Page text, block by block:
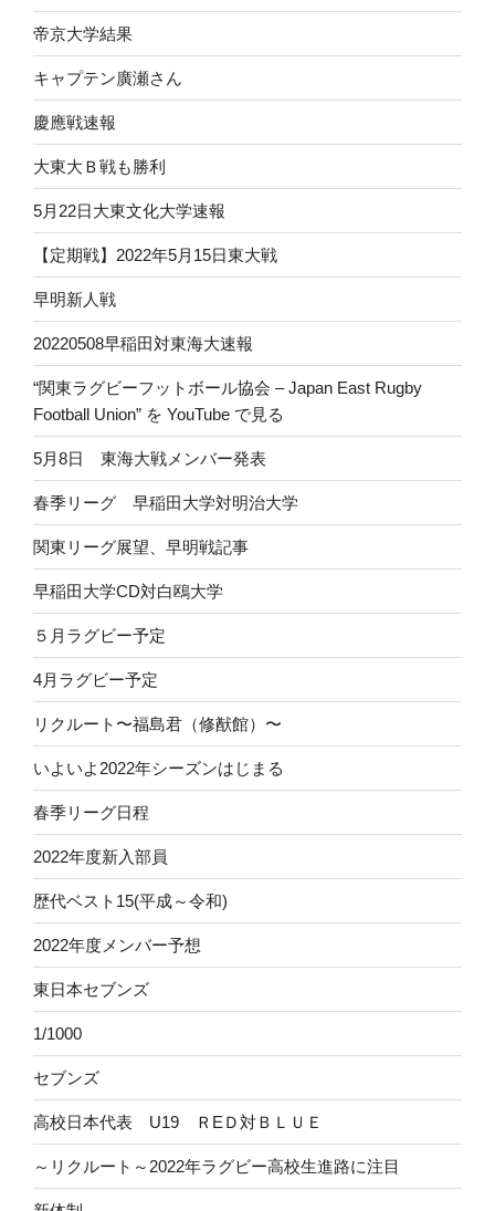
帝京大学結果
キャプテン廣瀬さん
慶應戦速報
大東大Ｂ戦も勝利
5月22日大東文化大学速報
【定期戦】2022年5月15日東大戦
早明新人戦
20220508早稲田対東海大速報
“関東ラグビーフットボール協会 – Japan East Rugby
Football Union” を YouTube で見る
5月8日 東海大戦メンバー発表
春季リーグ 早稲田大学対明治大学
関東リーグ展望、早明戦記事
早稲田大学CD対白鴎大学
５月ラグビー予定
4月ラグビー予定
リクルート〜福島君（修猷館）〜
いよいよ2022年シーズンはじまる
春季リーグ日程
2022年度新入部員
歴代ベスト15(平成～令和)
2022年度メンバー予想
東日本セブンズ
1/1000
セブンズ
高校日本代表 U19 ＲEＤ対ＢＬＵＥ
～リクルート～2022年ラグビー高校生進路に注目